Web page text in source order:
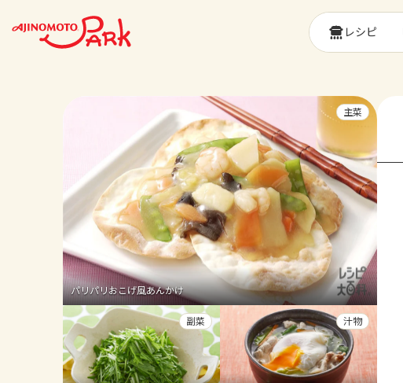
レシピ
パリパリおこげ風あんかけ
主菜
副菜 汁物